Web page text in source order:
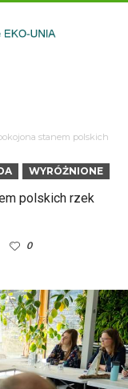
stanem polskich
WYRÓŻNIONE
polskich rzek
0